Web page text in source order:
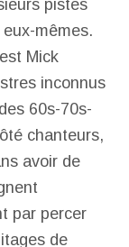
pistes
mêmes.
Mick
inconnus
60s-70s-
chanteurs,
avoir de
par percer
de